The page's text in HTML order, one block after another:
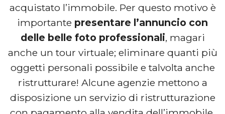
acquistato l’immobile. Per questo motivo è
importante presentare l’annuncio con
delle belle foto professionali, magari
anche un tour virtuale; eliminare quanti più
oggetti personali possibile e talvolta anche
ristrutturare! Alcune agenzie mettono a
disposizione un servizio di ristrutturazione